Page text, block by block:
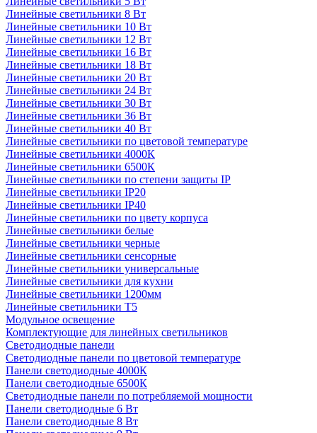
Линейные светильники 8 Вт
Линейные светильники 10 Вт
Линейные светильники 12 Вт
Линейные светильники 16 Вт
Линейные светильники 18 Вт
Линейные светильники 20 Вт
Линейные светильники 24 Вт
Линейные светильники 30 Вт
Линейные светильники 36 Вт
Линейные светильники 40 Вт
Линейные светильники по цветовой температуре
Линейные светильники 4000К
Линейные светильники 6500К
Линейные светильники по степени защиты IP
Линейные светильники IP20
Линейные светильники IP40
Линейные светильники по цвету корпуса
Линейные светильники белые
Линейные светильники черные
Линейные светильники сенсорные
Линейные светильники универсальные
Линейные светильники для кухни
Линейные светильники 1200мм
Линейные светильники Т5
Модульное освещение
Комплектующие для линейных светильников
Светодиодные панели
Светодиодные панели по цветовой температуре
Панели светодиодные 4000К
Панели светодиодные 6500К
Светодиодные панели по потребляемой мощности
Панели светодиодные 6 Вт
Панели светодиодные 8 Вт